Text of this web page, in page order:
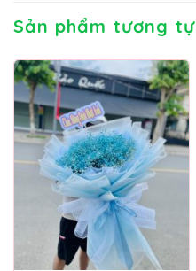
Sản phẩm tương tự